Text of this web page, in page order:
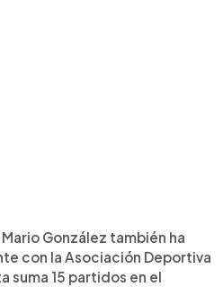
González también ha
con la Asociación Deportiva
suma 15 partidos en el